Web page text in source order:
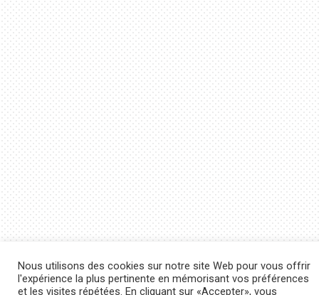
Nous utilisons des cookies sur notre site Web pour vous offrir
l'expérience la plus pertinente en mémorisant vos préférences
et les visites répétées. En cliquant sur «Accepter», vous